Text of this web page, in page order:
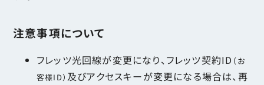
注意事項について
フレッツ光回線が変更になり、フレッツ契約ID （お
客様ID） 及びアクセスキーが変更になる場合は、再